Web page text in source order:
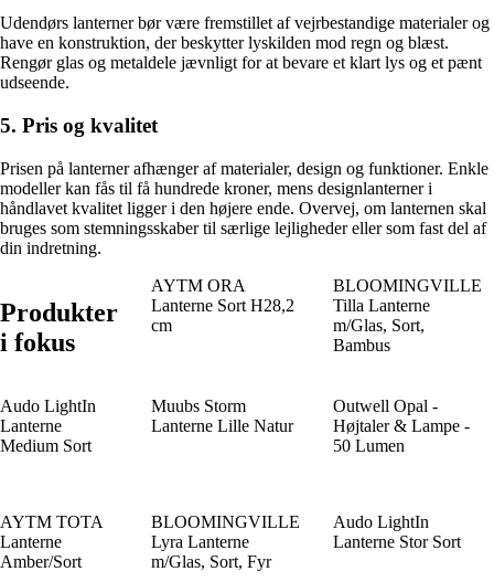
Udendørs lanterner bør være fremstillet af vejrbestandige materialer og
have en konstruktion, der beskytter lyskilden mod regn og blæst.
Rengør glas og metaldele jævnligt for at bevare et klart lys og et pænt
udseende.
5. Pris og kvalitet
Prisen på lanterner afhænger af materialer, design og funktioner. Enkle
modeller kan fås til få hundrede kroner, mens designlanterner i
håndlavet kvalitet ligger i den højere ende. Overvej, om lanternen skal
bruges som stemningsskaber til særlige lejligheder eller som fast del af
din indretning.
Produkter
i fokus
AYTM ORA
Lanterne Sort H28,2
cm
BLOOMINGVILLE
Tilla Lanterne
m/Glas, Sort,
Bambus
Audo LightIn
Lanterne
Medium Sort
Muubs Storm
Lanterne Lille Natur
Outwell Opal -
Højtaler & Lampe -
50 Lumen
AYTM TOTA
Lanterne
Amber/Sort
BLOOMINGVILLE
Lyra Lanterne
m/Glas, Sort, Fyr
Audo LightIn
Lanterne Stor Sort